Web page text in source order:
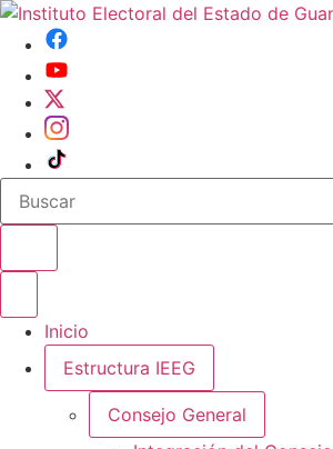
Buscar en el sitio
Inicio
Estructura IEEG
Consejo General